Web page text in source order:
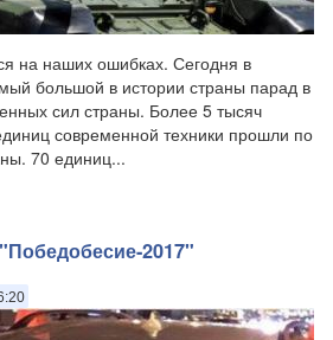
на наших ошибках. Сегодня в
большой в истории страны парад в
сил страны. Более 5 тысяч
современной техники прошли по
70 единиц...
2017"